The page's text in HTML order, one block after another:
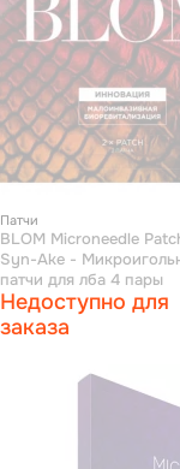
Патчи
BLOM Microneedle
Syn-Ake -
патчи для лба 4 пары
Недоступно для
заказа